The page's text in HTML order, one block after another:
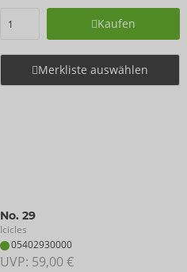
Kaufen
Merkliste auswählen
No. 29
Icicles
05402930000
UVP: 59,00 €